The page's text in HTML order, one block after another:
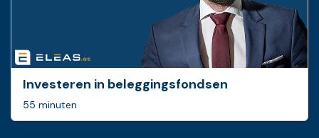
Investeren in beleggingsfondsen
55 minuten